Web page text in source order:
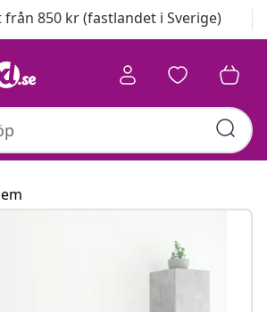
från 850 kr (fastlandet i Sverige)